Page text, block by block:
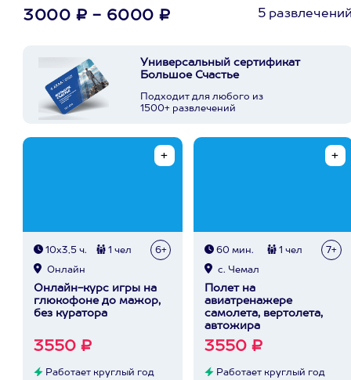
3000 ₽ - 6000 ₽ 5
Универсальный сертификат
Большое Счастье
Подходит для любого из
1500+ развлечений
10х3,5 ч. 1 чел 6+
Онлайн
Онлайн-курс игры на
глюкофоне до мажор,
без куратора
3550 ₽
Работает круглый год
60 мин. 1 чел 7+
с. Чемал
Полет на
авиатренажере
самолета, вертолета,
автожира
3550 ₽
Работает круглый год